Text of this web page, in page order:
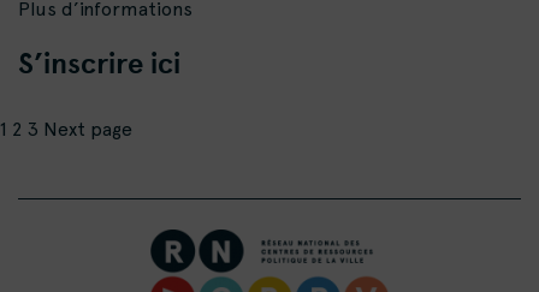
Plus d’informations
S’inscrire ici
Pagination
publications
Page
1 Page
2 Page
3 Next page